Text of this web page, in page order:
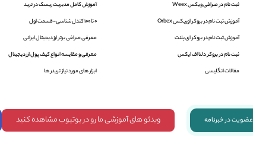
ثبت نام در صرافی ویکس Weex
آموزش ثبت نام در بروکر اوربکس Orbex
آموزش ثبت نام در بروکر ای پلنت
ثبت نام در بروکر دلتا اف ایکس
مقالات انگلیسی
آموزش کامل مدیریت ریسک در ترید
0 تا 100 کندل شناسی-قسمت اول
معرفی صرافی برتر ارز دیجیتال ایرانی
معرفی و مقایسه انواع کیف پول ارز دیجیتال
ابزار های مورد نیاز تریدر ها
عضویت در خبرنامه ویدئو های آموزشی ما رو در یوتیوب مشاهده کنید